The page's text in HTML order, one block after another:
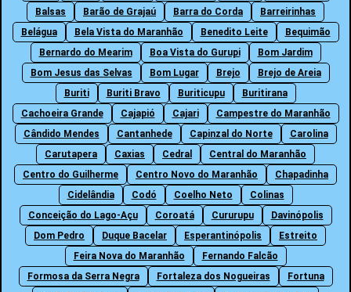
Balsas
Barão de Grajaú Barra do Corda
Barreirinhas
Belágua
Bela Vista do Maranhão Benedito Leite
Bequimão
Bernardo do Mearim
Boa Vista do Gurupi
Bom Jardim
Bom Jesus das Selvas
Bom Lugar Brejo
Brejo de Areia
Buriti
Buriti Bravo Buriticupu
Buritirana
Cachoeira Grande
Cajapió Cajari
Campestre do Maranhão
Cândido Mendes
Cantanhede Capinzal do Norte
Carolina
Carutapera
Caxias Cedral
Central do Maranhão
Centro do Guilherme
Centro Novo do Maranhão
Chapadinha
Cidelândia
Codó Coelho Neto
Colinas
Conceição do Lago-Açu
Coroatá Cururupu
Davinópolis
Dom Pedro
Duque Bacelar Esperantinópolis
Estreito
Feira Nova do Maranhão
Fernando Falcão
Formosa da Serra Negra
Fortaleza dos Nogueiras
Fortuna